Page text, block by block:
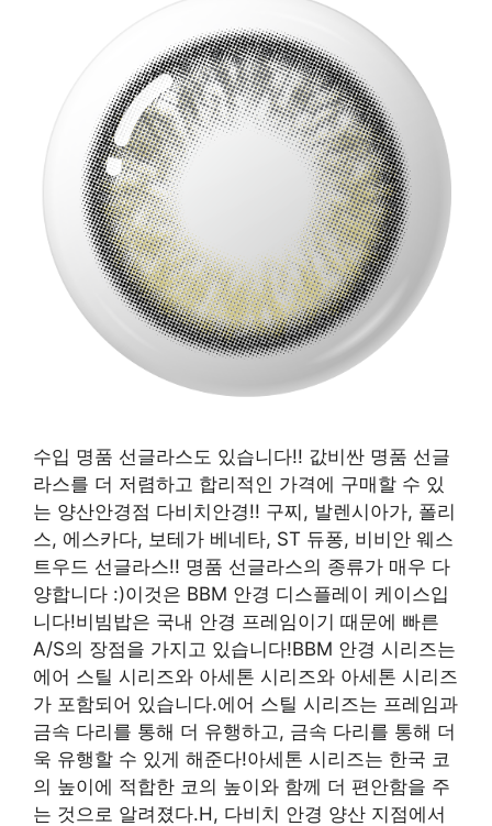
수입 명품 선글라스도 있습니다!! 값비싼 명품 선글
라스를 더 저렴하고 합리적인 가격에 구매할 수 있
는 양산안경점 다비치안경!! 구찌, 발렌시아가, 폴리
스, 에스카다, 보테가 베네타, ST 듀퐁, 비비안 웨스
트우드 선글라스!! 명품 선글라스의 종류가 매우 다
양합니다 :)이것은 BBM 안경 디스플레이 케이스입
니다!비빔밥은 국내 안경 프레임이기 때문에 빠른
A/S의 장점을 가지고 있습니다!BBM 안경 시리즈는
에어 스틸 시리즈와 아세톤 시리즈와 아세톤 시리즈
가 포함되어 있습니다.에어 스틸 시리즈는 프레임과
금속 다리를 통해 더 유행하고, 금속 다리를 통해 더
욱 유행할 수 있게 해준다!아세톤 시리즈는 한국 코
의 높이에 적합한 코의 높이와 함께 더 편안함을 주
는 것으로 알려졌다.H, 다비치 안경 양산 지점에서